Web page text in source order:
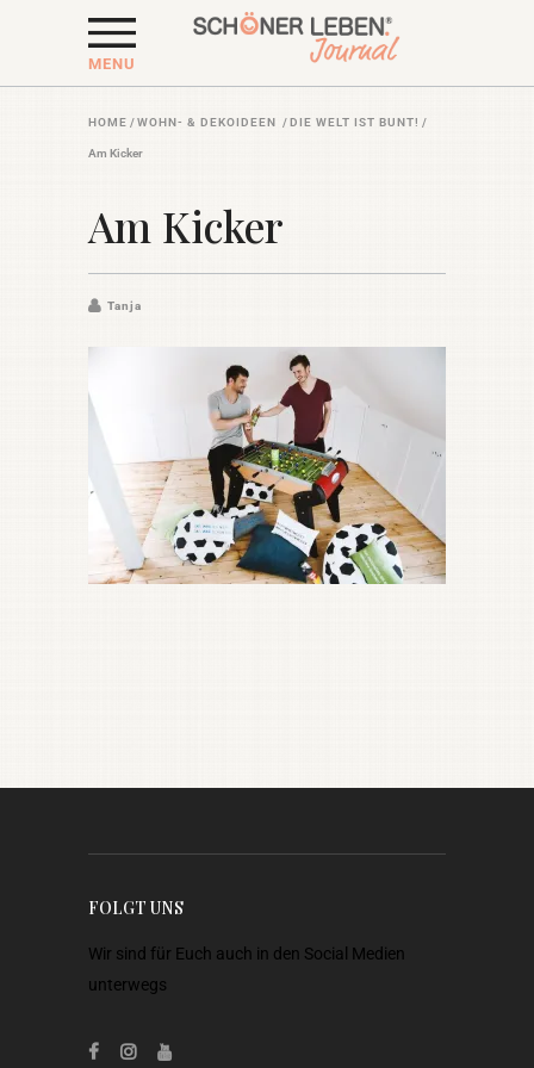
MENU
HOME /WOHN- & DEKOIDEEN /DIE WELT IST BUNT! /
Am Kicker
Am Kicker
Tanja
FOLGT UNS
Wir sind für Euch auch in den Social Medien
unterwegs